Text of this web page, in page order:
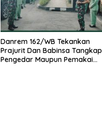
Danrem 162/WB Tekankan
Prajurit Dan Babinsa Tangkap
Pengedar Maupun Pemakai